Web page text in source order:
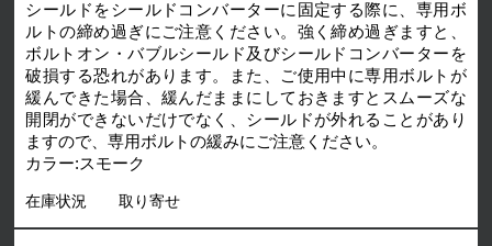
シールドをシールドコンバーターに固定する際に、専用ボ
ルトの締め過ぎにご注意ください。強く締め過ぎますと、
ボルトオン・バブルシールド及びシールドコンバーターを
破損する恐れがあります。また、ご使用中に専用ボルトが
緩んできた場合、緩んだままにしておきますとスムーズな
開閉ができないだけでなく、シールドが外れることがあり
ますので、専用ボルトの緩みにご注意ください。
カラー:スモーク
在庫状況 取り寄せ